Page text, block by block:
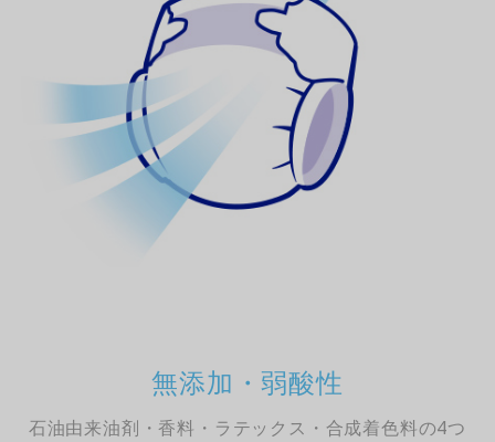
無添加・弱酸性
石油由来油剤・香料・ラテックス・合成着色料の4つ